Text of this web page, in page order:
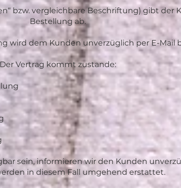
bzw. vergleichbare Beschriftung) gibt der
Bestellung ab.
wird dem Kunden unverzüglich per E-Mail
Vertrag kommt zustande:
sein, informieren wir den Kunden
in diesem Fall umgehend erstattet.